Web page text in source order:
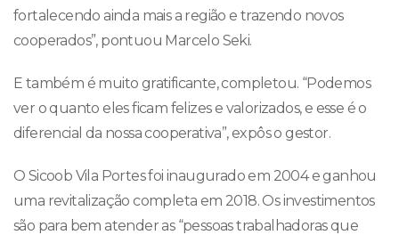
fortalecendo ainda mais a região e trazendo novos
cooperados”, pontuou Marcelo Seki.
E também é muito gratificante, completou. “Podemos
ver o quanto eles ficam felizes e valorizados, e esse é o
diferencial da nossa cooperativa”, expôs o gestor.
O Sicoob Vila Portes foi inaugurado em 2004 e ganhou
uma revitalização completa em 2018. Os investimentos
são para bem atender as “pessoas trabalhadoras que